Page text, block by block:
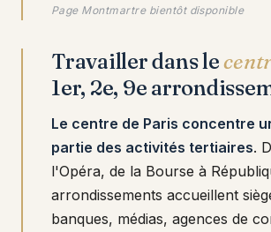
Page Montmartre bientôt disponible
Travailler dans le
1er, 2e, 9e
Le centre de Paris concentre
partie des activités tertiaires.
l'Opéra, de la Bourse à
arrondissements accueillent
banques, médias, agences de